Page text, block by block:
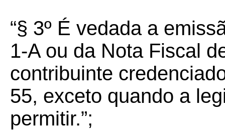
“§ 3º É vedada a
1-A ou da Nota Fiscal
contribuinte
55, exceto quando a
permitir.”;